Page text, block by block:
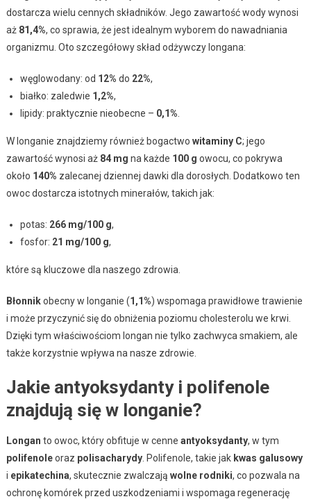
dostarcza wielu cennych składników. Jego zawartość wody wynosi
aż 81,4%, co sprawia, że jest idealnym wyborem do nawadniania
organizmu. Oto szczegółowy skład odżywczy longana:
węglowodany: od 12% do 22%,
białko: zaledwie 1,2%,
lipidy: praktycznie nieobecne – 0,1%
W longanie znajdziemy również bogactwo witaminy C; jego
zawartość wynosi aż 84 mg na każde 100 g owocu, co pokrywa
około 140% zalecanej dziennej dawki dla dorosłych. Dodatkowo ten
owoc dostarcza istotnych minerałów, takich jak:
potas: 266 mg/100 g,
fosfor: 21 mg/100 g,
które są kluczowe dla naszego zdrowia.
Błonnikobecny w longanie (1,1%) wspomaga prawidłowe trawienie
i może przyczynić się do obniżenia poziomu cholesterolu we krwi.
Dzięki tym właściwościom longan nie tylko zachwyca smakiem, ale
także korzystnie wpływa na nasze zdrowie.
Jakie antyoksydanty i polifenole
znajdują się w longanie?
Longan to owoc, który obfituje w cenne antyoksydanty, w tym
polifenoleoraz polisacharydy. Polifenole, takie jak kwas galusowy
i epikatechina, skutecznie zwalczają wolne rodniki, co pozwala na
ochronę komórek przed uszkodzeniami i wspomaga regenerację